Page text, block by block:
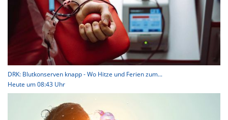
DRK: Blutkonserven knapp - Wo Hitze und Ferien zum...
Heute um 08:43 Uhr